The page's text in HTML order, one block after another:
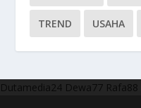
TREND USAHA
Dutamedia24 Dewa77 Rafa88